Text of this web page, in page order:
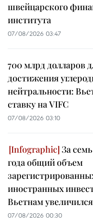
швейцарского
института
07/08/2026 03:47
700 млрд долларов
достижения
нейтральности:
ставку на VIFC
07/08/2026 03:10
За
года общий объем
иностранных
Вьетнам увеличился
07/08/2026 00:30